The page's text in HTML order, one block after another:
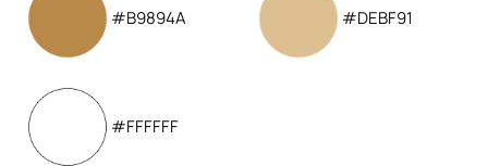
#B9894A #DEBF91
#FFFFFF